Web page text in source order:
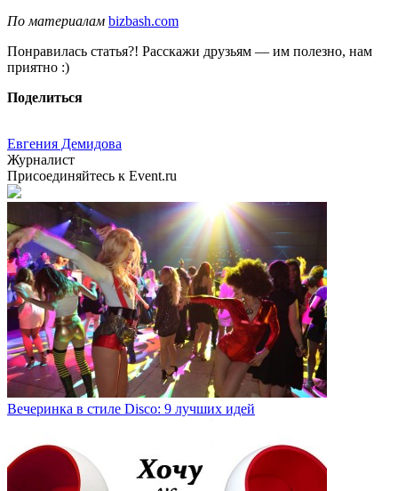
По материалам bizbash.com
Понравилась статья?! Расскажи друзьям — им полезно, нам
приятно :)
Поделиться
Евгения Демидова
Журналист
Присоединяйтесь к Event.ru
Вечеринка в стиле Disco: 9 лучших идей